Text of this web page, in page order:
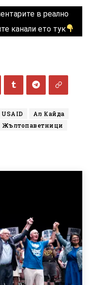
в реално
канали ето тук
USAID
Ал Кайда
Жълтопаветници